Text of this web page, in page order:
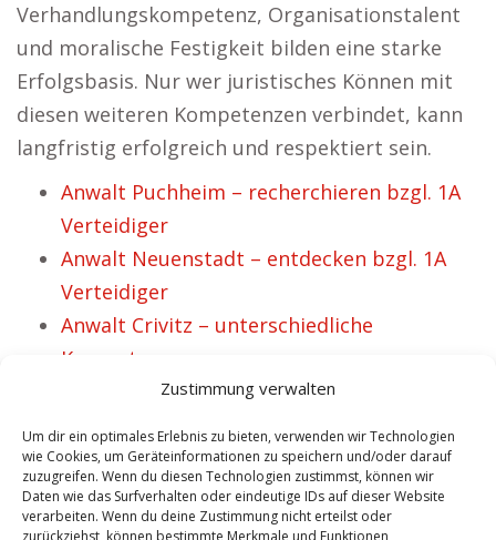
Zustimmung verwalten
Um dir ein optimales Erlebnis zu bieten, verwenden wir Technologien
wie Cookies, um Geräteinformationen zu speichern und/oder darauf
zuzugreifen. Wenn du diesen Technologien zustimmst, können wir
Daten wie das Surfverhalten oder eindeutige IDs auf dieser Website
verarbeiten. Wenn du deine Zustimmung nicht erteilst oder
zurückziehst, können bestimmte Merkmale und Funktionen
Verhandlungskompetenz, Organisationstalent
und moralische Festigkeit bilden eine starke
Erfolgsbasis. Nur wer juristisches Können mit
diesen weiteren Kompetenzen verbindet, kann
langfristig erfolgreich und respektiert sein.
Anwalt Puchheim – recherchieren bzgl. 1A
Verteidiger
Anwalt Neuenstadt – entdecken bzgl. 1A
Verteidiger
Anwalt Crivitz – unterschiedliche
Kompetenzen.
Anwalt Aichach – Überblick bedeutender
Fachgebiete.
Anwalt Salzkotten – finden für geeigneten
Rechtsberater
Anwalt Dierdorf – unterschiedliche